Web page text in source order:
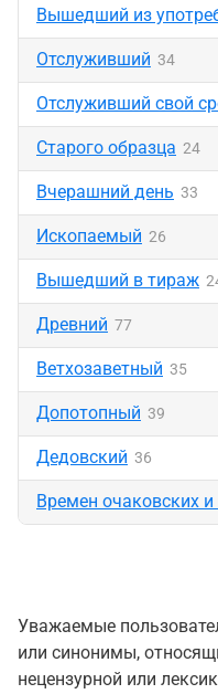
Вышедший из
Отслуживший 34
Отслуживший свой
Старого образца 24
Вчерашний день 33
Ископаемый 26
Вышедший в тираж
Древний 77
Ветхозаветный 35
Допотопный 39
Дедовский 36
Времен очаковских
Уважаемые
или синонимы,
нецензурной или